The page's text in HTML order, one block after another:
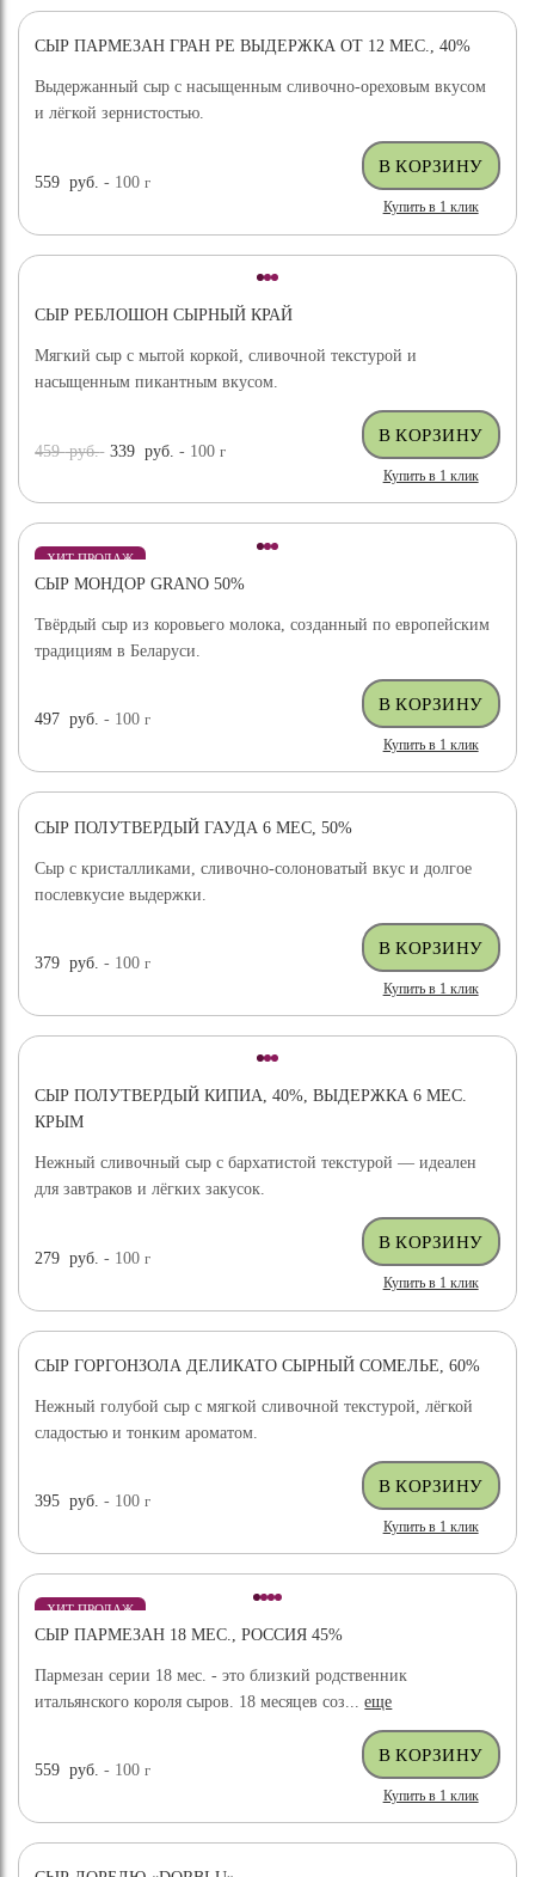
ХИТ ПРОДАЖ
СЫР ПАРМЕЗАН ГРАН РЕ ВЫДЕРЖКА ОТ 12 МЕС., 40%
Выдержанный сыр с насыщенным сливочно-ореховым вкусом
и лёгкой зернистостью.
559 руб. - 100г
Купить в 1 клик
СЫР РЕБЛОШОН СЫРНЫЙ КРАЙ
Мягкий сыр с мытой коркой, сливочной текстурой и
насыщенным пикантным вкусом.
459руб. 339 руб. - 100г
Купить в 1 клик
ХИТ ПРОДАЖ
СЫР МОНДОР GRANO 50%
Твёрдый сыр из коровьего молока, созданный по европейским
традициям в Беларуси.
497 руб. - 100г
Купить в 1 клик
ХИТ ПРОДАЖ
СЫР ПОЛУТВЕРДЫЙ ГАУДА 6 МЕС, 50%
Сыр с кристалликами, сливочно-солоноватый вкус и долгое
послевкусие выдержки.
379 руб. - 100г
Купить в 1 клик
СЫР ПОЛУТВЕРДЫЙ КИПИА, 40%, ВЫДЕРЖКА 6 МЕС.
КРЫМ
Нежный сливочный сыр с бархатистой текстурой — идеален
для завтраков и лёгких закусок.
279 руб. - 100г
Купить в 1 клик
СЫР ГОРГОНЗОЛА ДЕЛИКАТО СЫРНЫЙ СОМЕЛЬЕ, 60%
Нежный голубой сыр с мягкой сливочной текстурой, лёгкой
сладостью и тонким ароматом.
395 руб. - 100г
Купить в 1 клик
ХИТ ПРОДАЖ
СЫР ПАРМЕЗАН 18 МЕС., РОССИЯ 45%
Пармезан серии 18 мес. - это близкий родственник
итальянского короля сыров. 18 месяцев соз...еще
559 руб. - 100г
Купить в 1 клик